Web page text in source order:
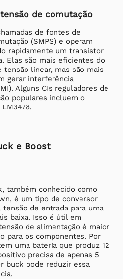
de comutação
de fontes de
(SMPS) e operam
rapidamente um transistor
Elas são mais eficientes do
tensão linear, mas são mais
gerar interferência
Alguns CIs reguladores de
populares incluem o
e Boost
também conhecido como
é um tipo de conversor
tensão de entrada para uma
baixa. Isso é útil em
de alimentação é maior
para os componentes. Por
uma bateria que produz 12
precisa de apenas 5
buck pode reduzir essa